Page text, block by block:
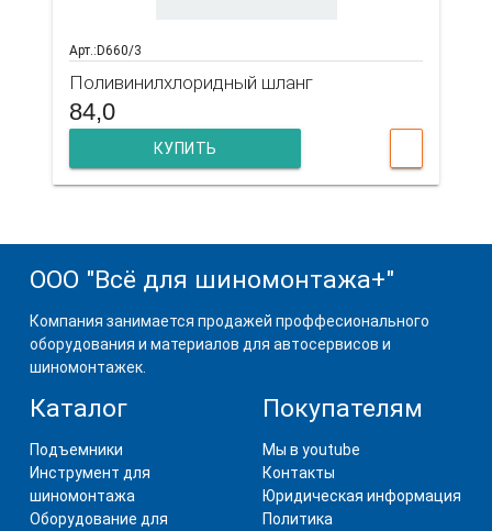
Арт.:D660/3
Поливинилхлоридный шланг
84,0
КУПИТЬ
ООО "Всё для шиномонтажа+"
Компания занимается продажей проффесионального
оборудования и материалов для автосервисов и
шиномонтажек.
Каталог
Подъемники
Инструмент для
шиномонтажа
Оборудование для
Покупателям
Мы в youtube
Контакты
Юридическая информация
Политика